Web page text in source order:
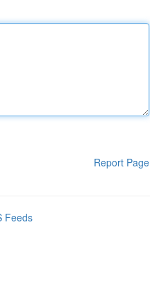
Report Page
Feeds